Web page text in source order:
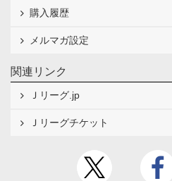
購入履歴
メルマガ設定
関連リンク
Ｊリーグ.jp
Ｊリーグチケット